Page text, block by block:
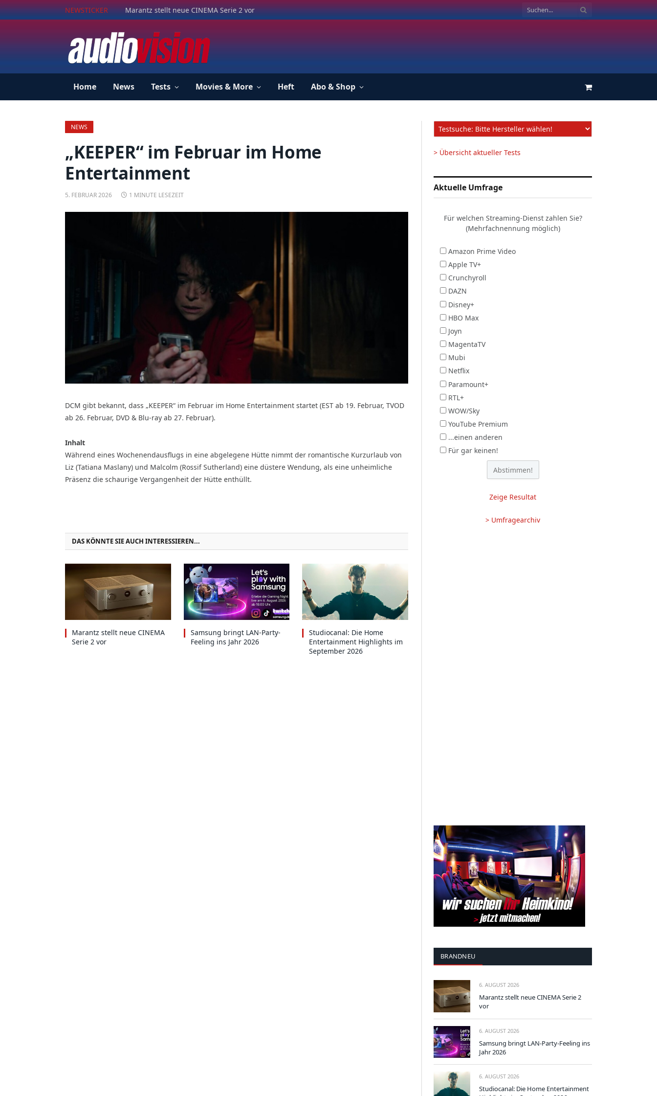
NEWSTICKER Marantz stellt neue CINEMA Serie 2 vor
Home News Tests Movies & More Heft Abo & Shop Einkaufswagen
NEWS
„KEEPER“ im Februar im Home
Entertainment
5. FEBRUAR 2026 1 MINUTE LESEZEIT
DCM gibt bekannt, dass „KEEPER“ im Februar im Home Entertainment startet (EST ab 19. Februar, TVOD
ab 26. Februar, DVD & Blu-ray ab 27. Februar).
Inhalt
Während eines Wochenendausflugs in eine abgelegene Hütte nimmt der romantische Kurzurlaub von
Liz (Tatiana Maslany) und Malcolm (Rossif Sutherland) eine düstere Wendung, als eine unheimliche
Präsenz die schaurige Vergangenheit der Hütte enthüllt.
DAS KÖNNTE SIE AUCH INTERESSIEREN...
Marantz stellt neue CINEMA
Serie 2 vor
Samsung bringt LAN-Party-
Feeling ins Jahr 2026
Studiocanal: Die Home
Entertainment Highlights im
September 2026
> Übersicht aktueller Tests
Aktuelle Umfrage
Für welchen Streaming-Dienst zahlen Sie?
(Mehrfachnennung möglich)
Amazon Prime Video
Apple TV+
Crunchyroll
DAZN
Disney+
HBO Max
Joyn
MagentaTV
Mubi
Netflix
Paramount+
RTL+
WOW/Sky
YouTube Premium
...einen anderen
Für gar keinen!
Zeige Resultat
> Umfragearchiv
BRANDNEU
6. AUGUST 2026
Marantz stellt neue CINEMA Serie 2
vor
6. AUGUST 2026
Samsung bringt LAN-Party-Feeling ins
Jahr 2026
6. AUGUST 2026
Studiocanal: Die Home Entertainment